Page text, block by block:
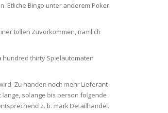
Etliche Bingo unter anderem Poker
tollen Zuvorkommen, namlich
hundred thirty Spielautomaten
Zu handen noch mehr Lieferant
solange bis person folgende
z. b. mark Detailhandel.